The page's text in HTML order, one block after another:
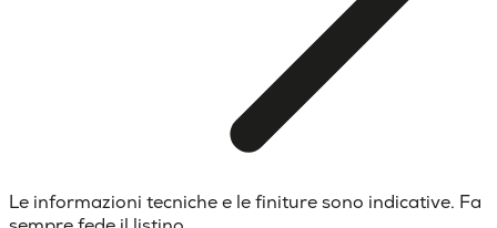
Le informazioni tecniche e le finiture sono indicative. Fa